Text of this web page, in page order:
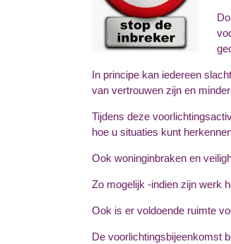
In principe kan iedereen
van vertrouwen zijn en
Tijdens deze
hoe u situaties kunt
Ook woninginbraken en
Zo mogelijk -indien zijn werk
Ook is er voldoende ruimte
De voorlichtingsbijeenkomst